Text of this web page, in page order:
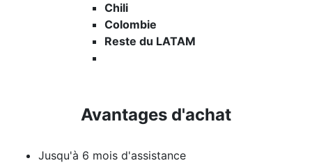
Chili
Colombie
Reste du LATAM
Avantages d'achat
Jusqu'à 6 mois d'assistance